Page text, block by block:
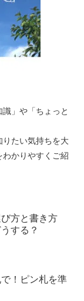
」や「ちょっと
たい気持ちを大
かりやすくご紹
方と書き方
する？
！ピン札を準